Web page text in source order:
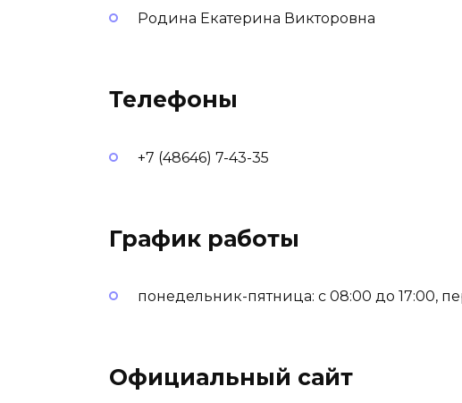
Родина Екатерина Викторовна
Телефоны
+7 (48646) 7-43-35
График работы
понедельник-пятница: с 08:00 до 17:00,
Официальный сайт